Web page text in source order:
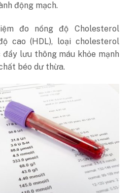
động mạch.
đo nồng độ Cholesterol
cao (HDL), loại cholesterol
lưu thông máu khỏe mạnh
béo dư thừa.